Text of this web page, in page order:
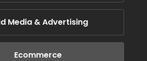
Media & Advertising
Ecommerce